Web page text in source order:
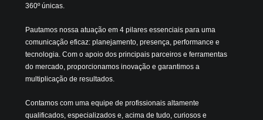
360º únicas.
Pautamos nossa atuação em 4 pilares essenciais para uma
comunicação eficaz: planejamento, presença, performance e
tecnologia.Com o apoio dos principais parceiros e ferramentas
do mercado, proporcionamos inovação e garantimos a
multiplicação de resultados.
Contamos com uma equipe de profissionais altamente
qualificados, especializados e, acima de tudo, curiosos e